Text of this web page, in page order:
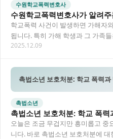
수원학교폭력변호사
수원학교폭력변호사가 알려
학교폭력 사건이 발생하면 가해자
됩니다. 특히 가해 학생과 그 가족
잡한 절차에 막막함을 느끼게 되죠.
2025.12.09
촉법소년 보호처분: 학교 폭력과
촉법소년
촉법소년 보호처분: 학교 폭력
오늘은 조금 무겁지만 흥미롭고
니다. 바로 촉법소년 보호처분에